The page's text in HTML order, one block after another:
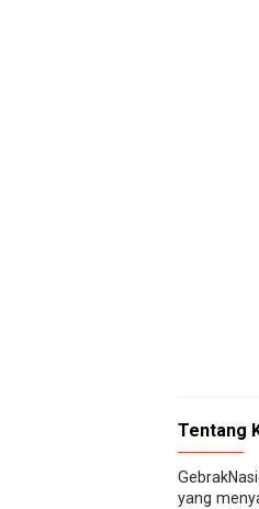
Tentang
yang